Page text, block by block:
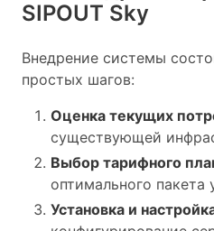
SIPOUT Sky
Внедрение системы
простых шагов:
Оценка текущих
существующей
Выбор тарифного
оптимального пакета
Установка и